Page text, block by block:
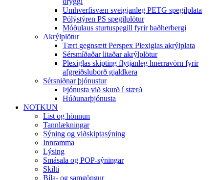
Umhverfisvæn sveigjanleg PETG spegilplata
Pólýstýren PS spegilplötur
Móðulaus sturtuspegill fyrir baðherbergi
Akrýlplötur
Tært gegnsætt Perspex Plexiglas akrýlplata
Sérsmíðaðar litaðar akrýlplötur
Plexiglas skipting flytjanleg hnerravörn fyrir
afgreiðsluborð gjaldkera
Sérsniðnar þjónustur
Þjónusta við skurð í stærð
Húðunarþjónusta
NOTKUN
List og hönnun
Tannlækningar
Sýning og viðskiptasýning
Innramma
Lýsing
Smásala og POP-sýningar
Skilti
Bíla- og samgöngur